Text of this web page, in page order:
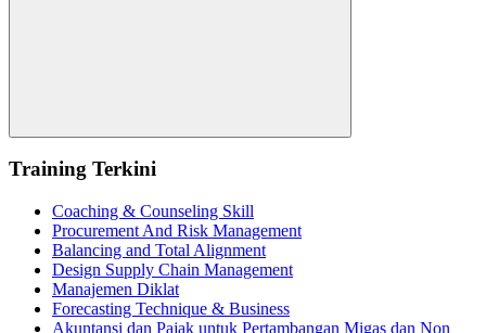
Search
Training Terkini
Coaching & Counseling Skill
Procurement And Risk Management
Balancing and Total Alignment
Design Supply Chain Management
Manajemen Diklat
Forecasting Technique & Business
Akuntansi dan Pajak untuk Pertambangan Migas dan Non